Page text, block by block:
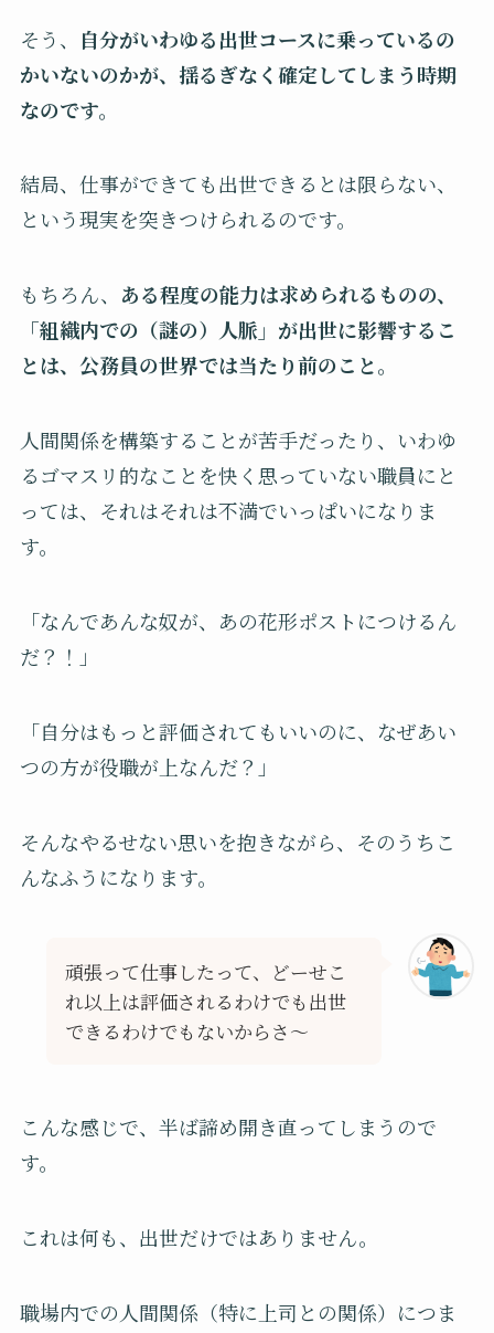
そう、
自分がいわゆる出世コースに乗っているの
かいないのかが、揺るぎなく確定してしまう時期
なのです。
結局、仕事ができても出世できるとは限らない、
という現実を突きつけられるのです。
もちろん、 ある程度の能力は求められるものの、
「組織内での（謎の）人脈」が出世に影響するこ
とは、公務員の世界では当たり前のこと。
人間関係を構築することが苦手だったり、いわゆ
るゴマスリ的なことを快く思っていない職員にと
っては、それはそれは不満でいっぱいになりま
す。
「なんであんな奴が、あの花形ポストにつけるん
だ？！」
「自分はもっと評価されてもいいのに、なぜあい
つの方が役職が上なんだ？」
そんなやるせない思いを抱きながら、そのうちこ
んなふうになります。
頑張って仕事したって、どーせこ
れ以上は評価されるわけでも出世
できるわけでもないからさ〜
こんな感じで、半ば諦め開き直ってしまうので
す。
これは何も、出世だけではありません。
職場内での人間関係（特に上司との関係）につま